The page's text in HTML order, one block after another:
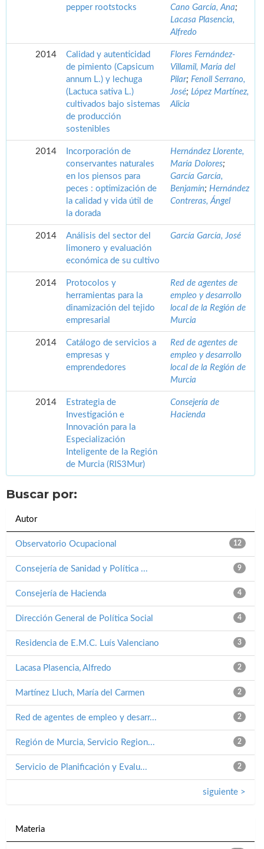
pepper rootstocks Cano García, Ana;
Lacasa Plasencia,
Alfredo
2014
Calidad y autenticidad
de pimiento (Capsicum
annum L.) y lechuga
(Lactuca sativa L.)
cultivados bajo sistemas
de producción
sostenibles
Flores Fernández-
Villamil, María del
Pilar; Fenoll Serrano,
José; López Martínez,
Alicia
2014
Incorporación de
conservantes naturales
en los piensos para
peces : optimización de
la calidad y vida útil de
la dorada
Hernández Llorente,
María Dolores;
García García,
Benjamín; Hernández
Contreras, Ángel
2014
Análisis del sector del
limonero y evaluación
económica de su cultivo
García García, José
2014
Protocolos y
herramientas para la
dinamización del tejido
empresarial
Red de agentes de
empleo y desarrollo
local de la Región de
Murcia
2014
Catálogo de servicios a
empresas y
emprendedores
Red de agentes de
empleo y desarrollo
local de la Región de
Murcia
2014
Estrategia de
Investigación e
Innovación para la
Especialización
Inteligente de la Región
de Murcia (RIS3Mur)
Consejería de
Hacienda
Buscar por:
Autor
12
Observatorio Ocupacional
9
Consejería de Sanidad y Política ...
4
Consejería de Hacienda
4
Dirección General de Política Social
3
Residencia de E.M.C. Luís Valenciano
2
Lacasa Plasencia, Alfredo
2
Martínez Lluch, María del Carmen
2
Red de agentes de empleo y desarr...
2
Región de Murcia, Servicio Region...
2
Servicio de Planificación y Evalu...
siguiente >
Materia